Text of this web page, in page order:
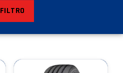
FILTRO